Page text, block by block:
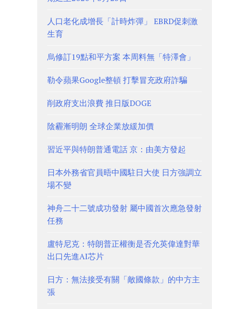
人口老化成增長「計時炸彈」 EBRD促刺激
生育
烏修訂19點和平方案 本周料無「特澤會」
勒令蘋果Google整頓 打擊冒充政府詐騙
削政府支出浪費 推日版DOGE
陰霾漸明朗 全球企業放緩加價
習近平與特朗普通電話 京：由美方發起
日本外務省官員晤中國駐日大使 日方強調立
場不變
神舟二十二號成功發射 屬中國首次應急發射
任務
盧特尼克：特朗普正權衡是否允英偉達對華
出口先進AI芯片
日方：無法接受有關「敵國條款」的中方主
張